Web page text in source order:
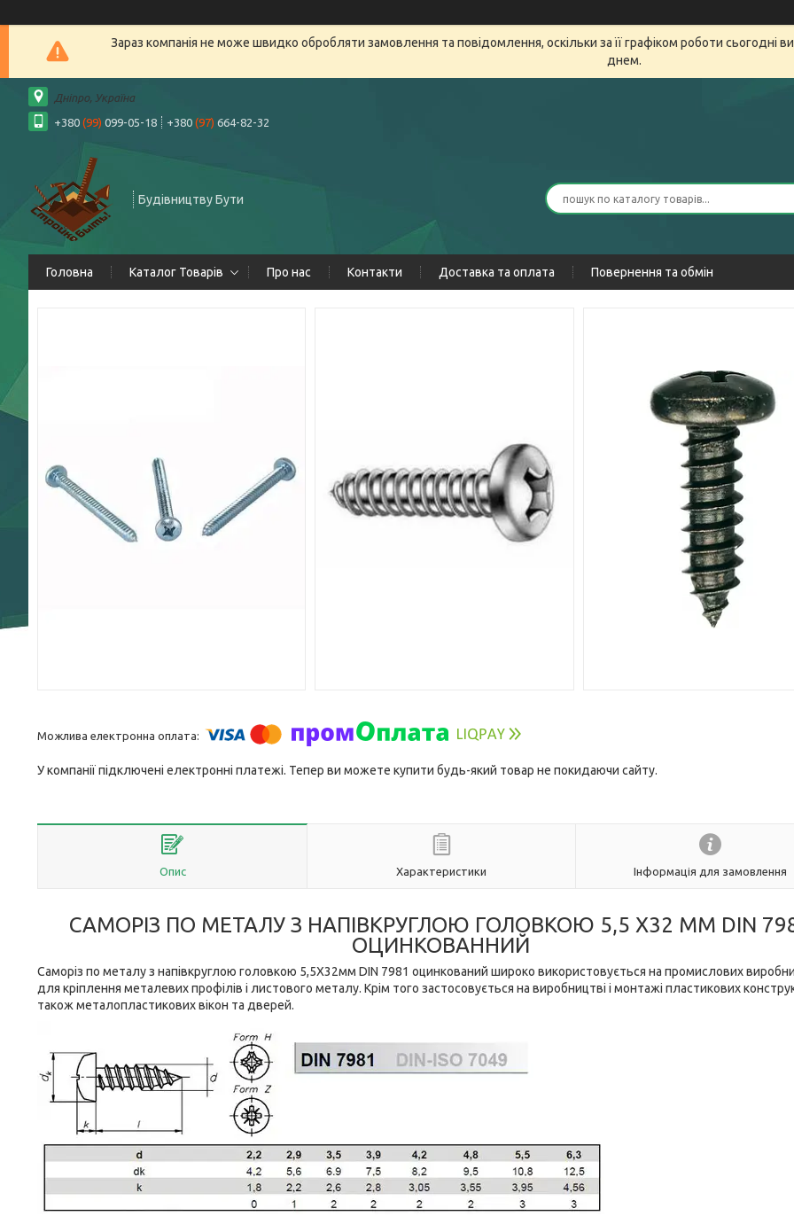
Зараз компанія не може швидко обробляти замовлення та повідомлення, оскільки за її графіком роботи
днем.
Дніпро, Україна
+380 (99) 099-05-18 +380 (97) 664-82-32
Будівництву Бути
Головна Каталог Товарів Про нас Контакти Доставка та оплата Повернення та обмін
У компанії підключені електронні платежі. Тепер ви можете купити будь-який товар не покидаючи сайту.
Опис Характеристики Інформація для замовлення
САМОРІЗ ПО МЕТАЛУ З НАПІВКРУГЛОЮ ГОЛОВКОЮ 5,5 Х32 ММ DIN
ОЦИНКОВАННИЙ
Саморіз по металу з напівкруглою головкою 5,5Х32мм DIN 7981 оцинкований широко використовується на промислових
для кріплення металевих профілів і листового металу. Крім того застосовується на виробництві і монтажі пластикових
також металопластикових вікон та дверей.